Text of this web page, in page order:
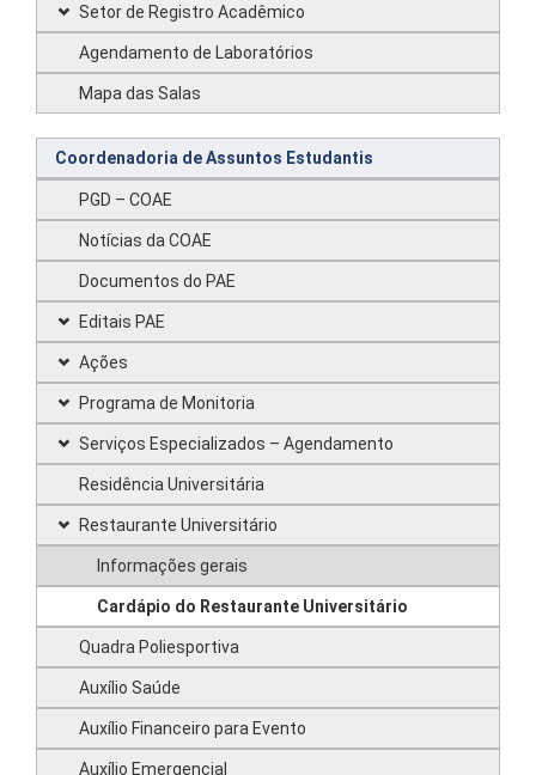
Setor de Registro Acadêmico
Agendamento de Laboratórios
Mapa das Salas
Coordenadoria de Assuntos Estudantis
PGD – COAE
Notícias da COAE
Documentos do PAE
Editais PAE
Ações
Programa de Monitoria
Serviços Especializados – Agendamento
Residência Universitária
Restaurante Universitário
Informações gerais
Cardápio do Restaurante Universitário
Quadra Poliesportiva
Auxílio Saúde
Auxílio Financeiro para Evento
Auxílio Emergencial